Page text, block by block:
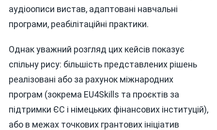
аудіоописи вистав, адаптовані навчальні
програми, реабілітаційні практики.
Однак уважний розгляд цих кейсів показує
спільну рису: більшість представлених рішень
реалізовані або за рахунок міжнародних
програм (зокрема EU4Skills та проєктів за
підтримки ЄС і німецьких фінансових інституцій),
або в межах точкових грантових ініціатив